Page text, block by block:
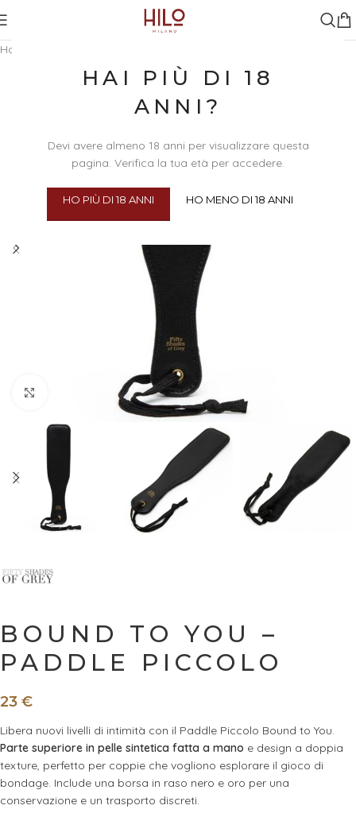
HAI PIÙ DI 18
ANNI?
Devi avere almeno 18 anni per visualizzare questa
pagina. Verifica la tua età per accedere.
HO PIÙ DI 18 ANNI HO MENO DI 18 ANNI
Home
BOUND TO YOU –
PADDLE PICCOLO
23 €
Libera nuovi livelli di intimità con il Paddle Piccolo Bound to You.
Parte superiore in pelle sintetica fatta a mano e design a doppia
texture, perfetto per coppie che vogliono esplorare il gioco di
bondage. Include una borsa in raso nero e oro per una
conservazione e un trasporto discreti.